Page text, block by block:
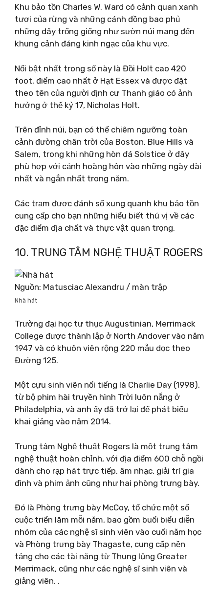
Khu bảo tồn Charles W. Ward có cảnh quan xanh
tươi của rừng và những cánh đồng bao phủ
những dãy trống giống như sườn núi mang đến
khung cảnh đáng kinh ngạc của khu vực.
Nổi bật nhất trong số này là Đồi Holt cao 420
foot, điểm cao nhất ở Hạt Essex và được đặt
theo tên của người định cư Thanh giáo có ảnh
hưởng ở thế kỷ 17, Nicholas Holt.
Trên đỉnh núi, bạn có thể chiêm ngưỡng toàn
cảnh đường chân trời của Boston, Blue Hills và
Salem, trong khi những hòn đá Solstice ở đây
phù hợp với cảnh hoàng hôn vào những ngày dài
nhất và ngắn nhất trong năm.
Các trạm được đánh số xung quanh khu bảo tồn
cung cấp cho bạn những hiểu biết thú vị về các
đặc điểm địa chất và thực vật quan trọng.
10. TRUNG TÂM NGHỆ THUẬT ROGERS
Nguồn: Matusciac Alexandru / màn trập
Nhà hát
Trường đại học tư thục Augustinian, Merrimack
College được thành lập ở North Andover vào năm
1947 và có khuôn viên rộng 220 mẫu dọc theo
Đường 125.
Một cựu sinh viên nổi tiếng là Charlie Day (1998),
từ bộ phim hài truyền hình Trời luôn nắng ở
Philadelphia, và anh ấy đã trở lại để phát biểu
khai giảng vào năm 2014.
Trung tâm Nghệ thuật Rogers là một trung tâm
nghệ thuật hoàn chỉnh, với địa điểm 600 chỗ ngồi
dành cho rạp hát trực tiếp, âm nhạc, giải trí gia
đình và phim ảnh cũng như hai phòng trưng bày.
Đó là Phòng trưng bày McCoy, tổ chức một số
cuộc triển lãm mỗi năm, bao gồm buổi biểu diễn
nhóm của các nghệ sĩ sinh viên vào cuối năm học
và Phòng trưng bày Thagaste, cung cấp nền
tảng cho các tài năng từ Thung lũng Greater
Merrimack, cũng như các nghệ sĩ sinh viên và
giảng viên. .